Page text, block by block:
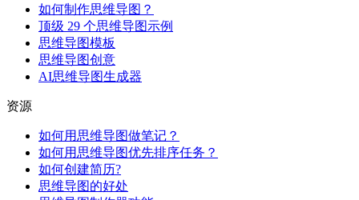
如何制作思维导图？
顶级 29 个思维导图示例
思维导图模板
思维导图创意
AI思维导图生成器
资源
如何用思维导图做笔记？
如何用思维导图优先排序任务？
如何创建简历?
思维导图的好处